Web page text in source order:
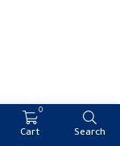
0
Cart Search